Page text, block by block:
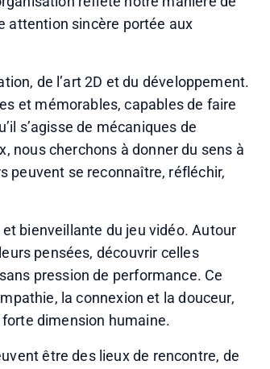
attention sincère portée aux
de l’art 2D et du développement.
et mémorables, capables de faire
s’agisse de mécaniques de
nous cherchons à donner du sens à
peuvent se reconnaître, réfléchir,
bienveillante du jeu vidéo. Autour
pensées, découvrir celles
pression de performance. Ce
la connexion et la douceur,
dimension humaine.
être des lieux de rencontre, de